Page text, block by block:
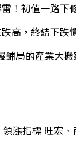
！初值一路下
高，終結下跌
鋪局的產業大搬
指標 旺宏、南